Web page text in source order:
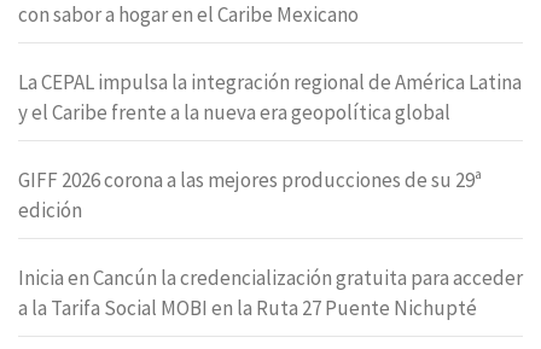
con sabor a hogar en el Caribe Mexicano
La CEPAL impulsa la integración regional de América Latina
y el Caribe frente a la nueva era geopolítica global
GIFF 2026 corona a las mejores producciones de su 29ª
edición
Inicia en Cancún la credencialización gratuita para acceder
a la Tarifa Social MOBI en la Ruta 27 Puente Nichupté